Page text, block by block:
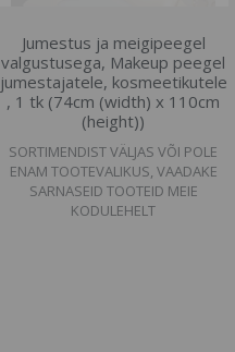
Jumestus ja meigipeegel
valgustusega, Makeup peegel
jumestajatele, kosmeetikutele
, 1 tk (74cm (width) x 110cm
(height))
SORTIMENDIST VÄLJAS VÕI POLE
ENAM TOOTEVALIKUS, VAADAKE
SARNASEID TOOTEID MEIE
KODULEHELT